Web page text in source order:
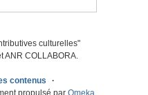
culturelles"
ANR COLLABORA.
contenus
propulsé par Omeka